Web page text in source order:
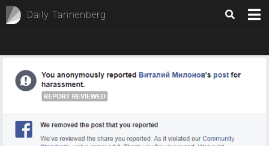
Daily Tannenberg